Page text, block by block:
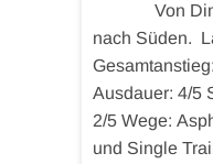
Von
nach Süden.
Ausdauer: 4/5
2/5 Wege:
und Single